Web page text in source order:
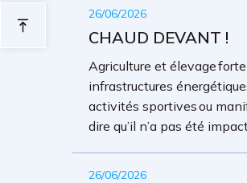
26/06/2026
CHAUD DEVANT !
Agriculture et élevage
infrastructures
activités sportives ou
dire qu’il n’a pas été
26/06/2026